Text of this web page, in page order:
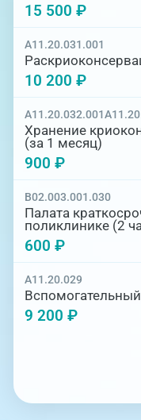
15 500 ₽
A11.20.031.001
10 200 ₽
A11.20.032.001
Хранение
(за 1 месяц)
900 ₽
B02.003.001.030
Палата
поликлинике (2
600 ₽
A11.20.029
9 200 ₽